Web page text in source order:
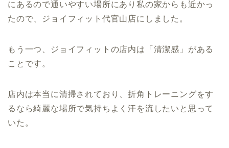
にあるので通いやすい場所にあり私の家からも近かっ
たので、ジョイフィット代官山店にしました。
もう一つ、ジョイフィットの店内は「清潔感」がある
ことです。
店内は本当に清掃されており、折角トレーニングをす
るなら綺麗な場所で気持ちよく汗を流したいと思って
いた。